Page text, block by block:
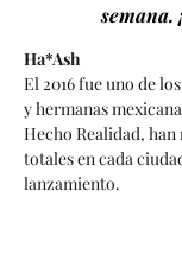
semana.
Ha*Ash
El 2016 fue uno de
y hermanas
Hecho Realidad,
totales en cada
lanzamiento.